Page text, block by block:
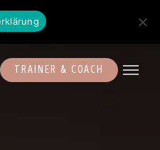
TRAINER & COACH Menu